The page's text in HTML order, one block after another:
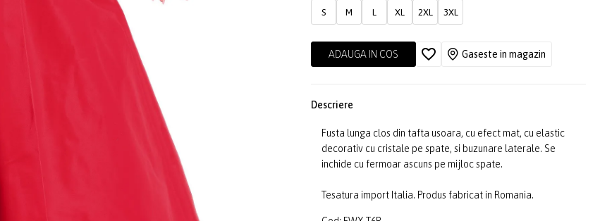
S M L XL 2XL 3XL
ADAUGA IN COS Gaseste in magazin
Descriere
Fusta lunga clos din tafta usoara, cu efect mat, cu elastic
decorativ cu cristale pe spate, si buzunare laterale. Se
inchide cu fermoar ascuns pe mijloc spate.
Tesatura import Italia. Produs fabricat in Romania.